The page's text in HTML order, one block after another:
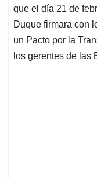
que el día 21 de
Duque firmara con
un Pacto por la
los gerentes de las